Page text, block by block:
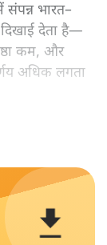
भारत–
देता है—
कम, और
अधिक लगता